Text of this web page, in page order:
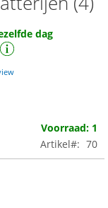
dag
Voorraad: 1
Artikel
70